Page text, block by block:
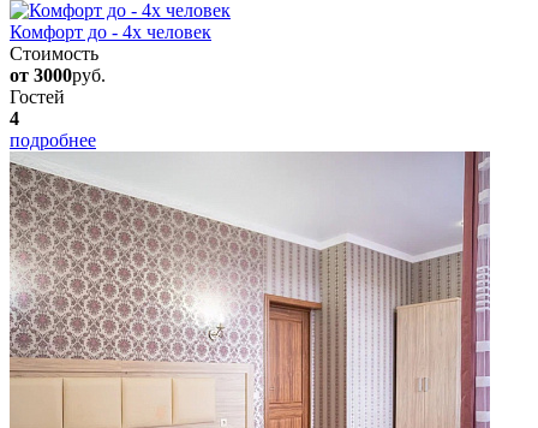
Комфорт до - 4х человек
Стоимость
от 3000руб.
Гостей
4
подробнее